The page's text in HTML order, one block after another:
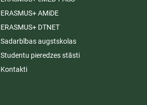
ERASMUS+ AMiDE
ERASMUS+ DTNET
Sadarbības augstskolas
Studentu pieredzes stāsti
Kontakti